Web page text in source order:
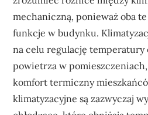
mechaniczną, ponieważ oba
funkcje w budynku.
na celu regulację temperatury
powietrza w pomieszczeniach,
komfort termiczny
klimatyzacyjne są zazwyczaj